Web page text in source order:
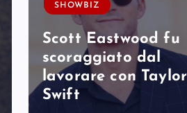
SHOWBIZ
Scott Eastwood fu
scoraggiato dal
lavorare con Taylor
Swift